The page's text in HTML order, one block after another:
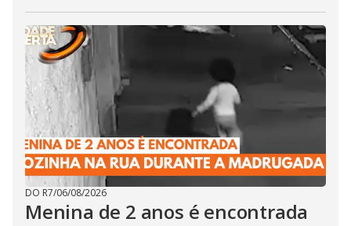
DO R7/06/08/2026
Menina de 2 anos é encontrada